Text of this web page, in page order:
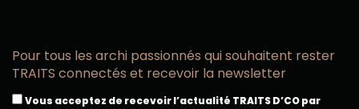
Pour tous les archi passionnés qui souhaitent rester
TRAITS connectés et recevoir la newsletter
Vous acceptez de recevoir l’actualité TRAITS D’CO par